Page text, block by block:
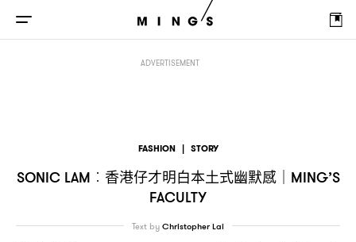
ADVERTISEMENT
FASHION | STORY
SONIC LAM︰ 香港仔才明白本土式幽默感｜MING’S
FACULTY
Text byChristopher Lai
香港仔才明白本土式幽默感 ｜MING’S Faculty